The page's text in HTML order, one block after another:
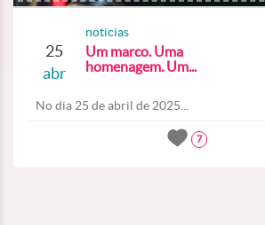
25
abr
noticias
Um marco. Uma
homenagem. Um...
No dia 25 de abril de 2025...
7